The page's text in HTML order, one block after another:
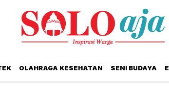
OLAHRAGA KESEHATAN SENI BUDAYA